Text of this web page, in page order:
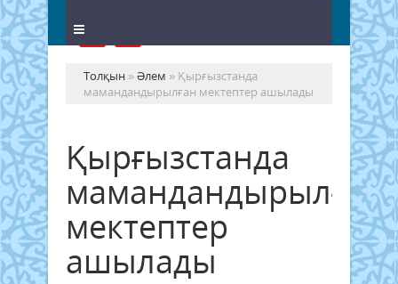
Толқын »Әлем » Қырғызстанда
мамандандырылған мектептер ашылады
Қырғызстанда
мамандандырылған
мектептер
ашылады